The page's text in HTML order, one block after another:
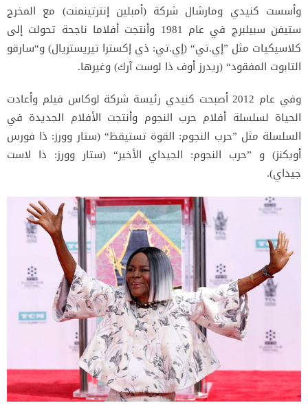
وأسست كنيدي ومارشال شركة (أمبلين إنترتينمنت) مع المخرج
ستيفن سبيلبرج في عام 1981 وأنتجت أفلاما ناجحة تحولت إلى
كلاسيكيات مثل ”إي.تي“ (إي.تي: ذي إكسترا تيريستريال) و“سارقو
التابوت المفقود“ (ريدرز أوف ذا لوست آرك) وغيرها.
وفي عام 2012 أصبحت كنيدي رئيسة شركة لوكاس فيلم وأعادت
الحياة لسلسلة أفلام حرب النجوم وأنتجت الأفلام الجديدة في
السلسلة مثل ”حرب النجوم: القوة تستيقظ“ (ستار وورز: ذا فورس
أويكنز) و ”حرب النجوم: الجيداي الأخير“ (ستار وورز: ذا لاست
جيداي).